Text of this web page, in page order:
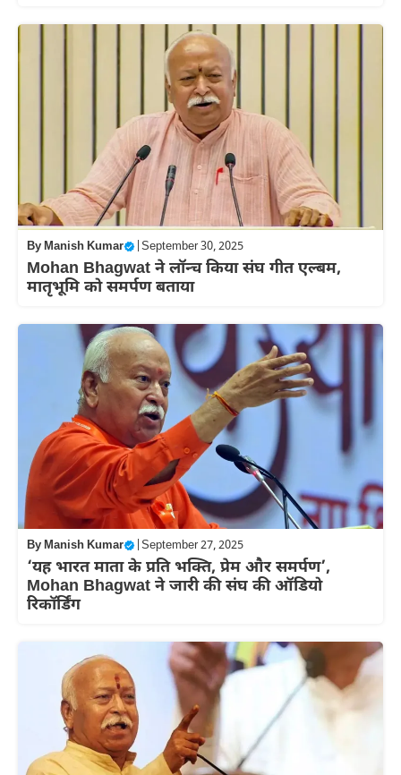
ByManish Kumar September 30, 2025
Mohan Bhagwat ने लॉन्च किया संघ गीत एल्बम,
मातृभूमि को समर्पण बताया
ByManish Kumar September 27, 2025
‘यह भारत माता के प्रति भक्ति, प्रेम और समर्पण’,
Mohan Bhagwat ने जारी की संघ की ऑडियो
रिकॉर्डिंग